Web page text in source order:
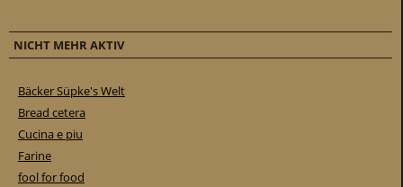
NICHT MEHR AKTIV
Bäcker Süpke's Welt
Bread cetera
Cucina e piu
Farine
fool for food